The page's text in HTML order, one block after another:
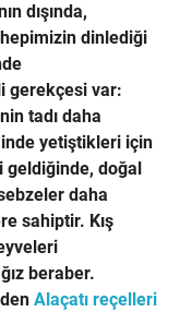
dışında,
dinlediği
gerekçesi var:
tadı daha
yetiştikleri için
geldiğinde, doğal
daha
sahiptir. Kış
beraber.
Alaçatı reçelleri